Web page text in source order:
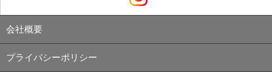
会社概要
プライバシーポリシー